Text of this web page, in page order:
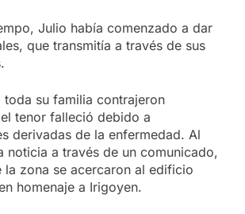
Julio había comenzado a dar
que transmitía a través de sus
toda su familia contrajeron
tenor falleció debido a
derivadas de la enfermedad. Al
noticia a través de un comunicado,
la zona se acercaron al edificio
homenaje a Irigoyen.